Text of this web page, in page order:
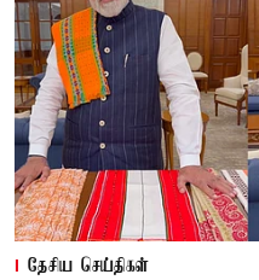
தேசிய செய்திகள்